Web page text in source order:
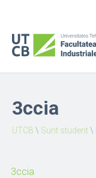
3ccia
UTCB \ Sunt student\
3ccia